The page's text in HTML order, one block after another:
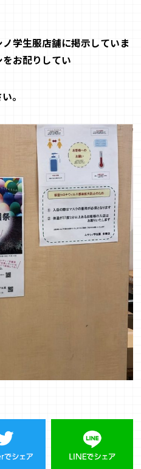
学生服店舗に掲示していま
お配りしてい
。